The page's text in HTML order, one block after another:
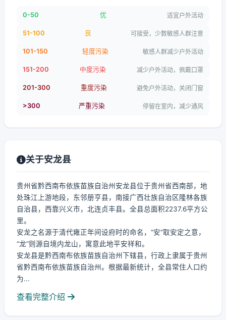
0-50 优 适宜户外活动
51-100 良 可接受，少数敏感人群注意
101-150 轻度污染 敏感人群减少户外活动
151-200 中度污染 减少户外活动，佩戴口罩
201-300 重度污染 避免户外活动，关闭门窗
>300 严重污染 停留在室内，减少通风
关于安龙县
贵州省黔西南布依族苗族自治州安龙县位于贵州省西南部，地
处珠江上游地段，东邻册亨县，南接广西壮族自治区隆林各族
自治县，西靠兴义市，北连贞丰县。全县总面积2237.6平方公
里。
安龙之名源于清代雍正年间设府时的命名，“安”取安定之意，
“龙”则源自境内龙山，寓意此地平安祥和。
安龙县是黔西南布依族苗族自治州下辖县，行政上隶属于贵州
省黔西南布依族苗族自治州。根据最新统计，全县常住人口约
为...
查看完整介绍